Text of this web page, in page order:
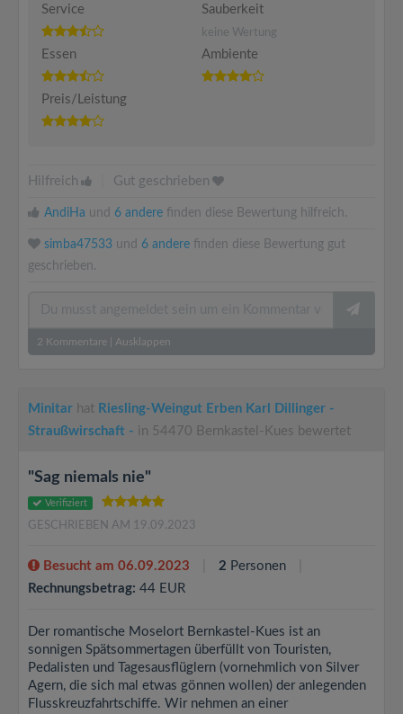
Service
Sauberkeit
keine Wertung
Essen Ambiente
Preis/Leistung
Hilfreich Gut geschrieben
AndiHa und 6 andere finden diese Bewertung hilfreich.
simba47533 und 6 andere finden diese Bewertung gut
geschrieben.
2 Kommentare Ausklappen
Minitar hat Riesling-Weingut Erben Karl Dillinger -
Straußwirschaft - in 54470 Bernkastel-Kues bewertet
"Sag niemals nie"
Verifiziert
GESCHRIEBEN AM 19.09.2023
Besucht am 06.09.2023 2 Personen
Rechnungsbetrag: 44 EUR
Der romantische Moselort Bernkastel-Kues ist an
sonnigen Spätsommertagen überfüllt von Touristen,
Pedalisten und Tagesausflüglern (vornehmlich von Silver
Agern, die sich mal etwas gönnen wollen) der anlegenden
Flusskreuzfahrtschiffe. Wir nehmen an einer